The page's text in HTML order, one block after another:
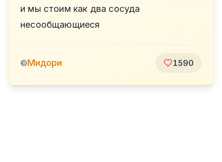
и мы стоим как два сосуда
несообщающиеся
©Мидори 1590